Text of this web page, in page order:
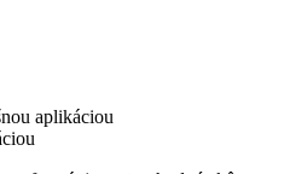
aplikáciou